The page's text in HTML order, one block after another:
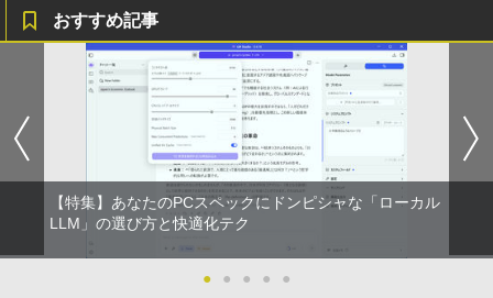
￥13,800
アイオーデータ｜I-O DATA 液晶ディスプ
レイ(23.8型/ADS/FullHD 1920×1080/10
0Hz/5ms/HDMI/DP/USB Type-C/VESA/5
年保証・無輝点保証)(ホワイト) LCD-C2
42SDW
￥25,977
[9月上旬より発送予定][新品]HUNTER×H
UNTER ハンター×ハンター (1-39巻 最新
刊) 全巻セット [入荷予約]
￥19,096
ふかふかダンジョン攻略記〜俺の異世界
転生冒険譚〜/ 20 【電子書籍】[ KAKER
U ]
￥792
【2026年アップグレード版】AOKIMI ワイヤ
レスイヤホン bluetooth イヤホン V12 小型
軽量 ブルートゥースHi-Fi 最大36時間再生 ぶ
るーとゅーす コードレス ENCノイズキャン
セリング 自動ペアリング Type-C充電 マイク
付き 防水 タッチ式音量調整 スポーツ/通勤/通
学/WEB会議 6.0(オフホワイト)
￥2,599
Xiaomi シャオミ REDMI Buds 8 Lite ワイヤ
レスイヤホン Bluetooth 5.4 ノイズキャンセ
On My Road (Stadium ver.)
￥250
BUGS LIFE
￥250
by Amazon 炭酸水 ラベルレス 500ml ×24本
強炭酸水 ペットボトル 500ミリリットル (Sm
art Basic)
￥1,625
コカ・コーラ やかんの麦茶 from 爽健美茶 ラ
ベルレス 650mlPET×24本
HUNTER×HUNTER モノクロ版 39 (ジャンプ
コミックスDIGITAL)
￥572
スーパーの裏でヤニ吸うふたり 9巻 (デジタル
版ビッグガンガンコミックス)
￥810
おすすめ記事
【特集】あなたのPCスペックにドンピシャな「ローカル
LLM」の選び方と快適化テク
● ● ● ● ●